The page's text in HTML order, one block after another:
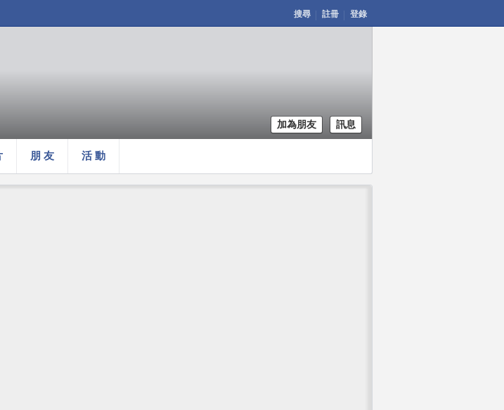
搜尋 註冊 登錄
朋 友 活 動
訊息
加為朋友